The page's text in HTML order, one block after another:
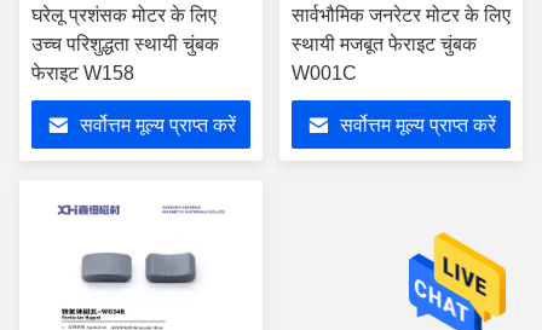
घरेलू प्रशंसक मोटर के लिए
उच्च परिशुद्धता स्थायी चुंबक
फेराइट W158
सर्वोत्तम मूल्य प्राप्त करें
सार्वभौमिक जनरेटर मोटर के लिए
स्थायी मजबूत फेराइट चुंबक
W001C
सर्वोत्तम मूल्य प्राप्त करें